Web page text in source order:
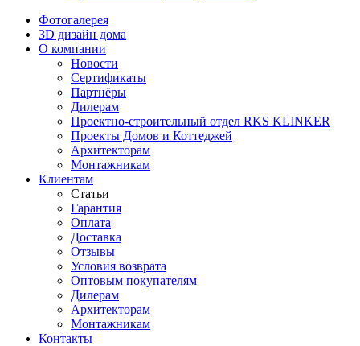
Фотогалерея
3D дизайн дома
О компании
Новости
Сертификаты
Партнёры
Дилерам
Проектно-строительный отдел RKS KLINKER
Проекты Домов и Коттеджей
Архитекторам
Монтажникам
Клиентам
Статьи
Гарантия
Оплата
Доставка
Отзывы
Условия возврата
Оптовым покупателям
Дилерам
Архитекторам
Монтажникам
Контакты